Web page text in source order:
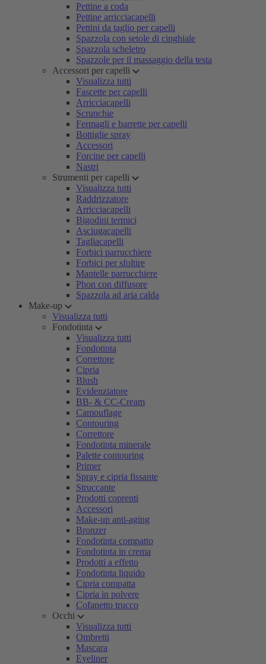
Pettine a coda
Pettine arricciacapelli
Pettini da taglio per capelli
Spazzola con setole di cinghiale
Spazzola scheletro
Spazzole per il massaggio della testa
Accessori per capelli
Visualizza tutti
Fascette per capelli
Arricciacapelli
Scrunchie
Fermagli e barrette per capelli
Bottiglie spray
Accessori
Forcine per capelli
Nastri
Strumenti per capelli
Visualizza tutti
Raddrizzatore
Arricciacapelli
Bigodini termici
Asciugacapelli
Tagliacapelli
Forbici parrucchiere
Forbici per sfoltire
Mantelle parrucchiere
Phon con diffusore
Spazzola ad aria calda
Make-up
Visualizza tutti
Fondotinta
Visualizza tutti
Fondotinta
Correttore
Cipria
Blush
Evidenziatore
BB- & CC-Cream
Camouflage
Contouring
Correttore
Fondotinta minerale
Palette contouring
Primer
Spray e cipria fissante
Struccante
Prodotti coprenti
Accessori
Make-up anti-aging
Bronzer
Fondotinta compatto
Fondotinta in crema
Prodotti a effetto
Fondotinta liquido
Cipria compatta
Cipria in polvere
Cofanetto trucco
Occhi
Visualizza tutti
Ombretti
Mascara
Eyeliner